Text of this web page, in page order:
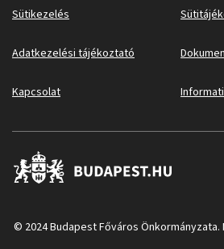
Sütikezelés
Adatkezelési tájékoztató
Kapcsolat
© 2024 Budapest Főváros